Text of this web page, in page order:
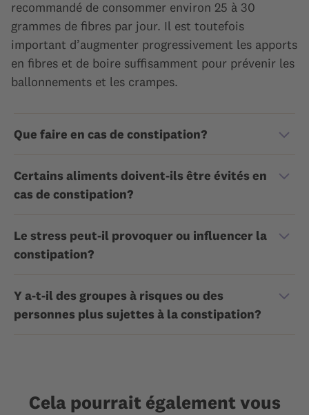
recommandé de consommer environ 25 à 30
grammes de fibres par jour. Il est toutefois
important d’augmenter progressivement les apports
en fibres et de boire suffisamment pour prévenir les
ballonnements et les crampes.
Que faire en cas de constipation?
Certains aliments doivent-ils être évités en
cas de constipation?
Le stress peut-il provoquer ou influencer la
constipation?
Y a-t-il des groupes à risques ou des
personnes plus sujettes à la constipation?
Cela pourrait également vous